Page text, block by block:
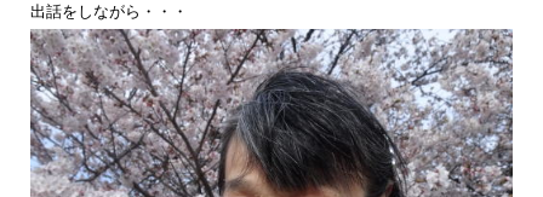
出話をしながら・・・